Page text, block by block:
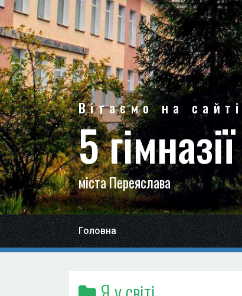
Вітаємо на сайті
5 гімназії
міста Переяслава
Головна